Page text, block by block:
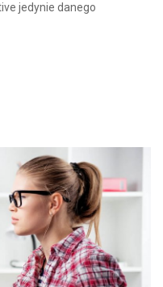
jedynie danego